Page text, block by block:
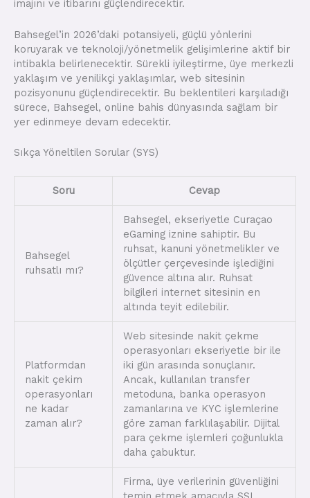
imajını ve itibarını güçlendirecektir.
Bahsegel’in 2026’daki potansiyeli, güçlü yönlerini
koruyarak ve teknoloji/yönetmelik gelişimlerine aktif bir
intibakla belirlenecektir. Sürekli iyileştirme, üye merkezli
yaklaşım ve yenilikçi yaklaşımlar, web sitesinin
pozisyonunu güçlendirecektir. Bu beklentileri karşıladığı
sürece, Bahsegel, online bahis dünyasında sağlam bir
yer edinmeye devam edecektir.
Sıkça Yöneltilen Sorular (SYS)
Soru Cevap
Bahsegel
ruhsatlı mı?
Bahsegel, ekseriyetle Curaçao
eGaming iznine sahiptir. Bu
ruhsat, kanuni yönetmelikler ve
ölçütler çerçevesinde işlediğini
güvence altına alır. Ruhsat
bilgileri internet sitesinin en
altında teyit edilebilir.
Platformdan
nakit çekim
operasyonları
ne kadar
zaman alır?
Web sitesinde nakit çekme
operasyonları ekseriyetle bir ile
iki gün arasında sonuçlanır.
Ancak, kullanılan transfer
metoduna, banka operasyon
zamanlarına ve KYC işlemlerine
göre zaman farklılaşabilir. Dijital
para çekme işlemleri çoğunlukla
daha çabuktur.
Firma, üye verilerinin güvenliğini